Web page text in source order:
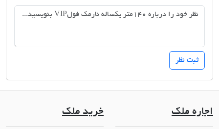
اجاره ملک خرید ملک